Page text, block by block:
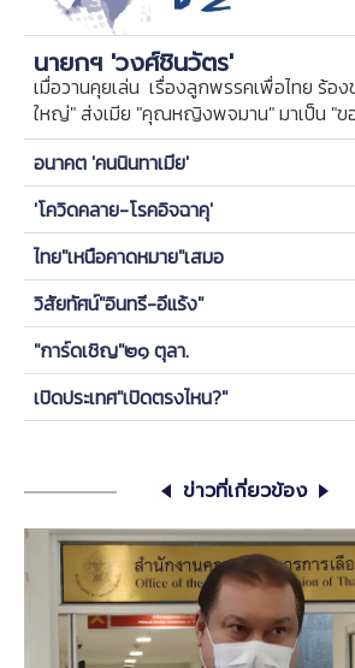
นายกฯ 'วงศ์ชินวัตร'
เมื่อวานคุยเล่น เรื่องลูกพรรคเพื่อไทย ร้อง
ใหญ่" ส่งเมีย "คุณหญิงพจมาน" มาเป็น "ข
ของพรรค ให้ลูกกบ-ลูกเขียดในพรรคได้เก
ซีเครียดซักนิด
อนาคต 'คนนินทาเมีย'
'โควิดคลาย-โรคอิจฉาคุ'
ไทย"เหนือคาดหมาย"เสมอ
วิสัยทัศน์"อินทรี-อีแร้ง"
"การ์ดเชิญ"๒๑ ตุลา.
เปิดประเทศ"เปิดตรงไหน?"
ข่าวที่เกี่ยวข้อง